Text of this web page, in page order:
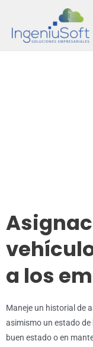
a los
Maneje un historial de
asimismo un estado de
buen estado o en